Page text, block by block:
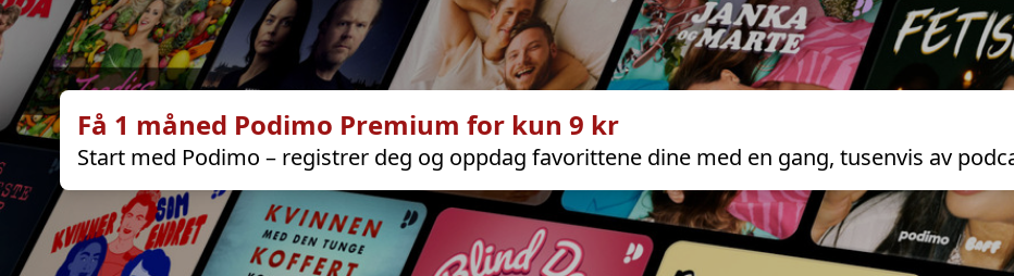
Få 1 måned Podimo Premium for kun 9 kr
Start med Podimo – registrer deg og oppdag favorittene dine med en gang, tusenvis av